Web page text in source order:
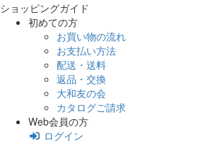
ショッピングガイド
初めての方
お買い物の流れ
お支払い方法
配送・送料
返品・交換
大和友の会
カタログご請求
Web会員の方
ログイン